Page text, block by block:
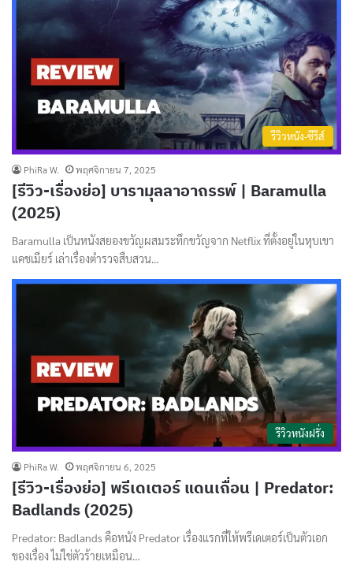
รีวิวหนัง-ซีรีส์
PhiRa W. พฤศจิกายน 7, 2025
[รีวิว-เรื่องย่อ] บารามุลลาอาถรรพ์ | Baramulla
(2025)
Baramulla เป็นหนังสยองขวัญผสมระทึกขวัญจาก Netflix ที่ตั้งอยู่ในหุบเขา
แคชเมียร์ เล่าเรื่องตำรวจสืบสวน…
รีวิวหนังฝรั่ง
PhiRa W. พฤศจิกายน 6, 2025
[รีวิว-เรื่องย่อ] พรีเดเตอร์ แดนเถื่อน | Predator:
Badlands (2025)
Predator: Badlands คือหนัง Predator เรื่องแรกที่ให้พรีเดเตอร์เป็นตัวเอก
ของเรื่อง ไม่ใช่ตัวร้ายเหมือน…